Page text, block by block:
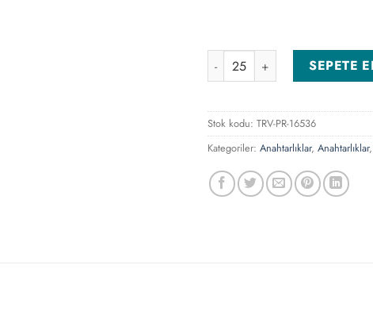
AN-3840 Anahtarlık adet
SEPETE
Stok kodu: TRV-PR-16536
Kategoriler: Anahtarlıklar, Anahtarlıklar